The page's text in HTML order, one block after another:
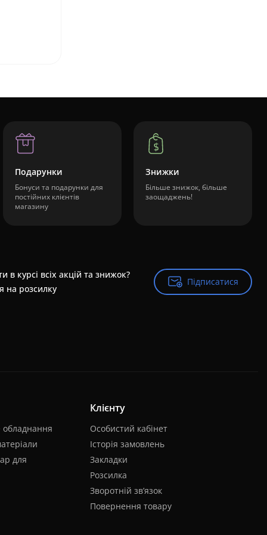
Подарунки
Бонуси та подарунки для
постійних клієнтів
магазину
Знижки
Більше знижок, більше
заощаджень!
в курсі всіх акцій та знижок?
на розсилку
Підписатися
Підписатися
обладнання
для
Клієнту
Особистий кабінет
Історія замовлень
Закладки
Розсилка
Зворотній зв’язок
Повернення товару